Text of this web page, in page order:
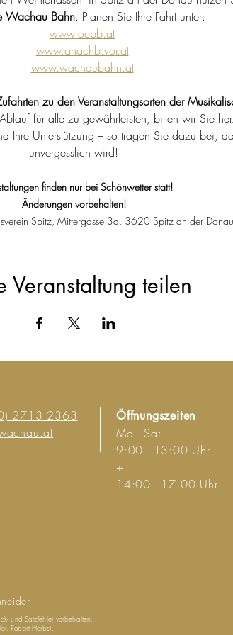
Wachau Bahn. Planen Sie Ihre Fahrt unter:
www.oebb.at
www.anachb.vor.at
www.wachaubahn.at
zu den Veranstaltungsorten der
für alle zu gewährleisten, bitten wir Sie
Ihre Unterstützung – so tragen Sie dazu bei,
unvergesslich wird!
finden nur bei Schönwetter statt!
Änderungen vorbehalten!
Spitz, Mittergasse 3a, 3620 Spitz an der Donau
Veranstaltung teilen
2713 2363
und Satzfehler vorbehalten.
Robert Herbst.
Öffnungszeiten
Mo - Sa:
9:00 - 13:00 Uhr
+
14:00 - 17:00 Uhr